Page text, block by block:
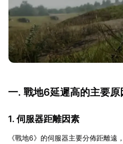
一. 戰地6延遲高的主要原
1. 伺服器距離因素
《戰地6》的伺服器主要分佈距離遠